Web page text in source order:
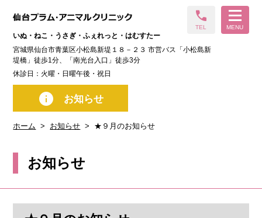
いぬ・ねこ・うさぎ・ふぇれっと・はむすたー
call
TEL MENU
宮城県仙台市青葉区小松島新堤１８－２３ 市営バス「小松島新
堤橋」徒歩1分、「南光台入口」徒歩3分
休診日：火曜・日曜午後・祝日
info お知らせ
ホーム お知らせ ★９月のお知らせ
お知らせ